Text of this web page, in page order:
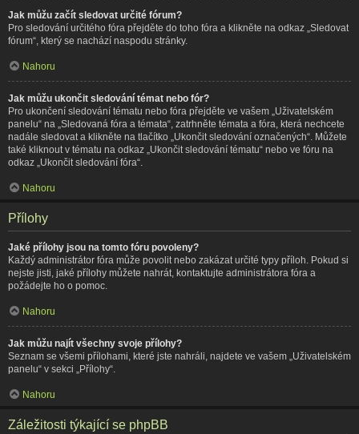
Jak můžu začít sledovat určité fórum?
Pro sledování určitého fóra přejděte do toho fóra a klikněte na odkaz „Sledovat
fórum“, který se nachází naspodu stránky.
Nahoru
Jak můžu ukončit sledování témat nebo fór?
Pro ukončení sledování tématu nebo fóra přejděte ve vašem „Uživatelském
panelu“ na „Sledovaná fóra a témata“, zatrhněte témata a fóra, která nechcete
nadále sledovat a klikněte na tlačítko „Ukončit sledování označených“. Můžete
také kliknout v tématu na odkaz „Ukončit sledování tématu“ nebo ve fóru na
odkaz „Ukončit sledování fóra“.
Nahoru
Přílohy
Jaké přílohy jsou na tomto fóru povoleny?
Každý administrátor fóra může povolit nebo zakázat určité typy příloh. Pokud si
nejste jisti, jaké přílohy můžete nahrát, kontaktujte administrátora fóra a
požádejte ho o pomoc.
Nahoru
Jak můžu najít všechny svoje přílohy?
Seznam se všemi přílohami, které jste nahráli, najdete ve vašem „Uživatelském
panelu“ v sekci „Přílohy“.
Nahoru
Záležitosti týkající se phpBB